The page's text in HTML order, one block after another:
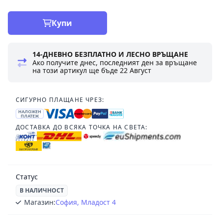
Купи
14-ДНЕВНО БЕЗПЛАТНО И ЛЕСНО ВРЪЩАНЕ
Ако получите днес, последният ден за връщане
на този артикул ще бъде22 Август
СИГУРНО ПЛАЩАНЕ ЧРЕЗ:
НАЛОЖЕН
ПЛАТЕЖ
ДОСТАВКА ДО ВСЯКА ТОЧКА НА СВЕТА:
Статус
В НАЛИЧНОСТ
Магазин:София, Младост 4